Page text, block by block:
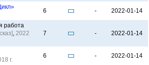
6 - 2022-01-14
работа
, 2022
7 - 2022-01-14
г.
6 - 2022-01-14